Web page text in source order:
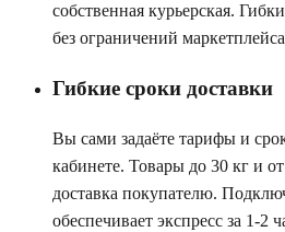
собственная курьерская.
без ограничений
Гибкие сроки доставки
Вы сами задаёте тарифы и
кабинете. Товары до 30 кг и
доставка покупателю.
обеспечивает экспресс за 1-2